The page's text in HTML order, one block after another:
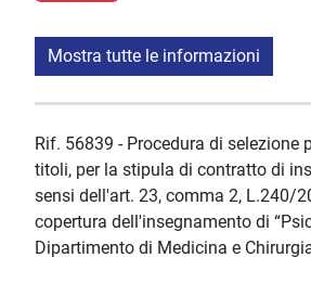
Mostra tutte le informazioni
Rif. 56839 - Procedura di selezione
titoli, per la stipula di contratto di
sensi dell'art. 23, comma 2, L.240/
copertura dell'insegnamento di
Dipartimento di Medicina e